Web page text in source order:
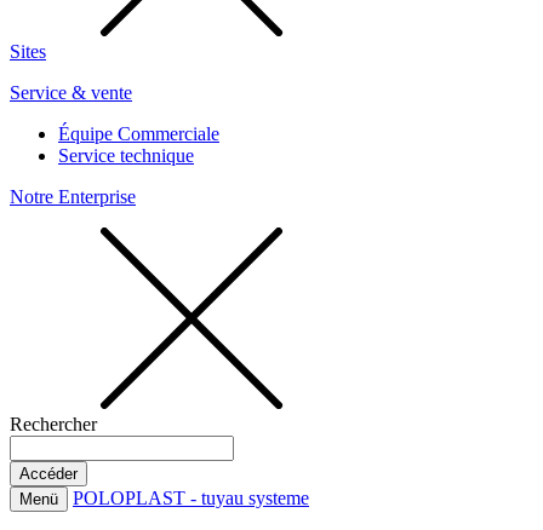
Sites
Service & vente
Équipe Commerciale
Service technique
Notre Enterprise
Rechercher
Menü POLOPLAST - tuyau systeme